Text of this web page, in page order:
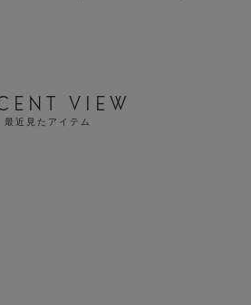
VIEW
最近見たアイテム